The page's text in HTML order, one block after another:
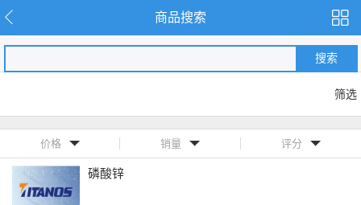
商品搜索
搜索
筛选
价格 销量 评分
磷酸锌